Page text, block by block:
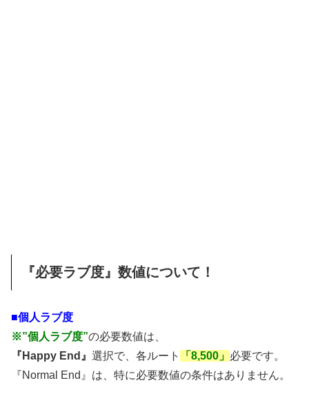
『必要ラブ度』数値について！
■個人ラブ度
※”個人ラブ度”の必要数値は、
『Happy End』 選択で、各ルート 「8,500」 必要です。
『Normal End』は、特に必要数値の条件はありません。